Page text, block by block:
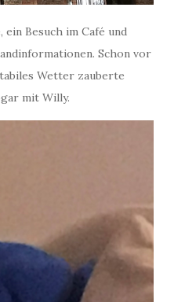
Besuch im Café und
Schon vor
Wetter zauberte
mit Willy.